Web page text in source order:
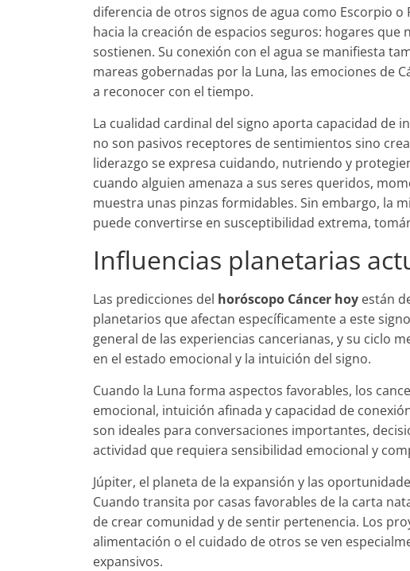
diferencia de otros signos de agua como Escorpio o
hacia la creación de espacios seguros: hogares
sostienen. Su conexión con el agua se manifiesta
mareas gobernadas por la Luna, las emociones de
a reconocer con el tiempo.
La cualidad cardinal del signo aporta capacidad de
no son pasivos receptores de sentimientos sino
liderazgo se expresa cuidando, nutriendo y
cuando alguien amenaza a sus seres queridos,
muestra unas pinzas formidables. Sin embargo, la
puede convertirse en susceptibilidad extrema,
Influencias planetarias
Las predicciones del horóscopo Cáncer hoy están
planetarios que afectan específicamente a este
general de las experiencias cancerianas, y su ciclo
en el estado emocional y la intuición del signo.
Cuando la Luna forma aspectos favorables, los
emocional, intuición afinada y capacidad de
son ideales para conversaciones importantes,
actividad que requiera sensibilidad emocional y
Júpiter, el planeta de la expansión y las
Cuando transita por casas favorables de la carta
de crear comunidad y de sentir pertenencia. Los
alimentación o el cuidado de otros se ven
expansivos.